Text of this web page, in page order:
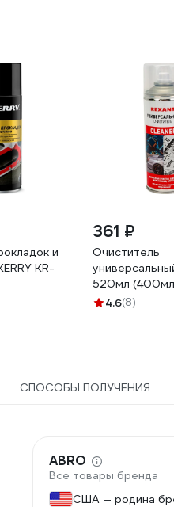
и
KR-
361 ₽
Очиститель
520мл
85-0002
4.6(8)
СПОСОБЫ ПОЛУЧЕНИЯ
ABRO
Все товары бренда
США — родина